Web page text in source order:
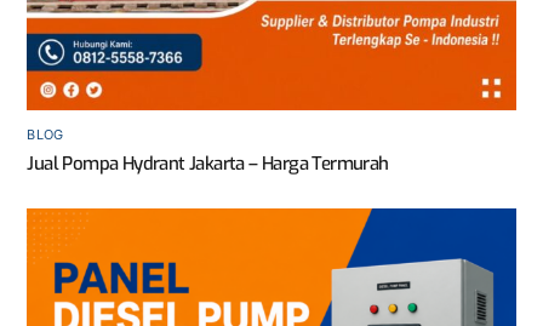
BLOG
Jual Pompa Hydrant Jakarta – Harga Termurah